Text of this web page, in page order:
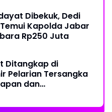
Dibekuk, Dedi
Kapolda Jabar
Rp250 Juta
Ditangkap di
Pelarian Tersangka
dan